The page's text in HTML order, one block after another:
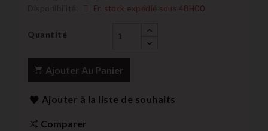
En stock expédié sous 48H00
Quantité
Ajouter Au Panier
Ajouter à la liste de souhaits
Comparer